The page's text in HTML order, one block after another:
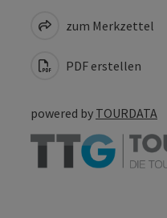
zum Merkzettel
PDF erstellen
powered by TOURDATA